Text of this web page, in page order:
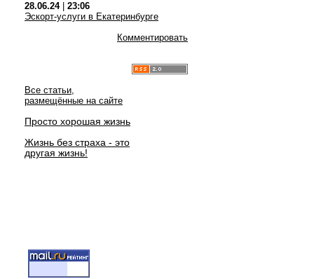
28.06.24| 23:06
Эскорт-услуги в Екатеринбурге
Комментировать
Все статьи,
размещённые на сайте
Просто хорошая жизнь
Жизнь без страха - это
другая жизнь!